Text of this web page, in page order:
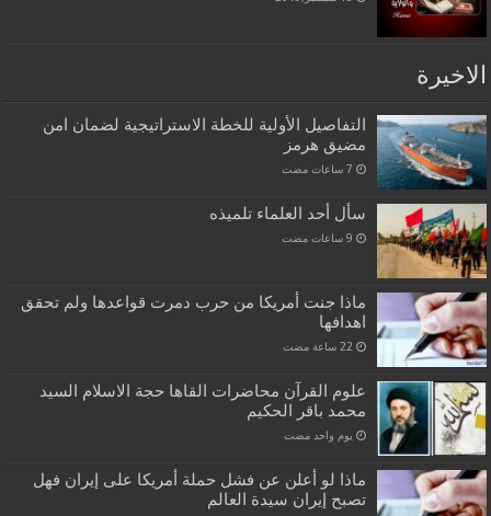
الاخيرة
التفاصيل الأولية للخطة الاستراتيجية لضمان امن
مضيق هرمز
سأل أحد العلماء تلميذه
ماذا جنت أمريكا من حرب دمرت قواعدها ولم تحقق
اهدافها
علوم القرآن محاضرات القاها حجة الاسلام السيد
محمد باقر الحكيم
‏يوم واحد مضت
ماذا لو أعلن عن فشل حملة أمريكا على إيران فهل
تصبح إيران سيدة العالم